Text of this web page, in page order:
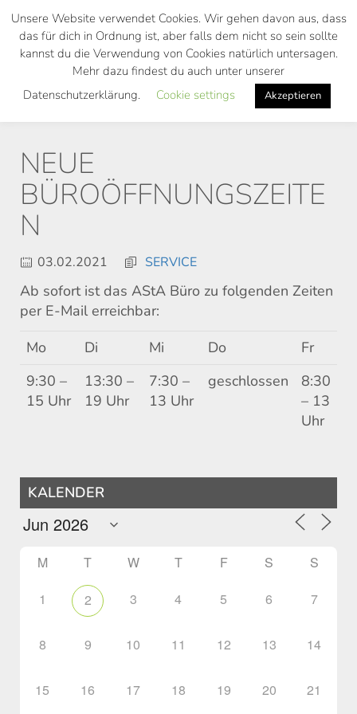
Skip
main
NEUE
BÜROÖFFNUNGSZEITE
N
03.02.2021 SERVICE
Ab sofort ist das AStA Büro zu folgenden Zeiten
per E-Mail erreichbar:
Mo
Di Mi Do
Fr
9:30 –
15 Uhr
13:30 –
19 Uhr
7:30 –
13 Uhr
geschlossen
8:30
– 13
Uhr
KALENDER
M T W T F S S
1 2 3 4 5 6 7
8 9 10 11 12 13 14
15 16 17 18 19 20 21
Unsere Website verwendet Cookies. Wir gehen davon aus, dass
das für dich in Ordnung ist, aber falls dem nicht so sein sollte
kannst du die Verwendung von Cookies natürlich untersagen.
Mehr dazu findest du auch unter unserer
Datenschutzerklärung.
Cookie settings Akzeptieren